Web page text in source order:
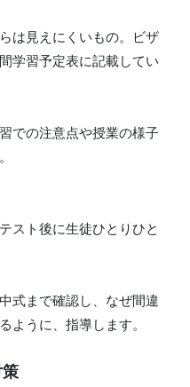
は見えにくいもの。ビザ
学習予定表に記載してい
での注意点や授業の様子
スト後に生徒ひとりひと
式まで確認し、なぜ間違
ように、指導します。